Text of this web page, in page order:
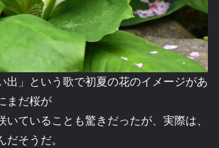
出」という歌で初夏の花のイメージがあ
まだ桜が
いていることも驚きだったが、実際は、
だそうだ。